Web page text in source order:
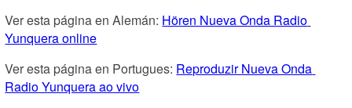
Ver esta página en Alemán: Hören Nueva Onda Radio
Yunquera online
Ver esta página en Portugues: Reproduzir Nueva Onda
Radio Yunquera ao vivo